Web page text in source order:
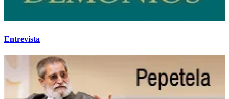
Entrevista